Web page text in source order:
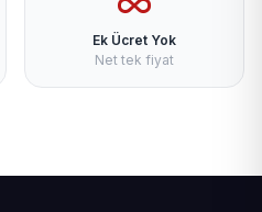
Ek Ücret Yok
Net tek fiyat